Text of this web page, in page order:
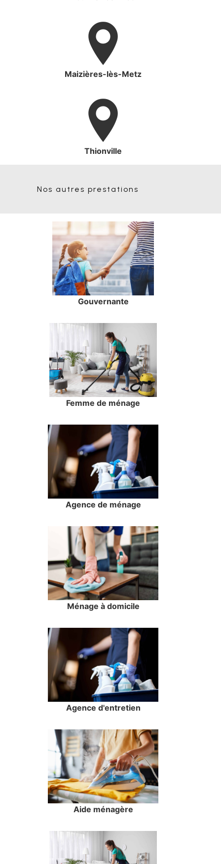
Maizières-lès-Metz
Thionville
Nos autres prestations
Gouvernante
Femme de ménage
Agence de ménage
Ménage à domicile
Agence d'entretien
Aide ménagère